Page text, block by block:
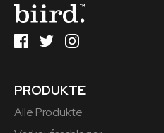
PRODUKTE
Alle Produkte